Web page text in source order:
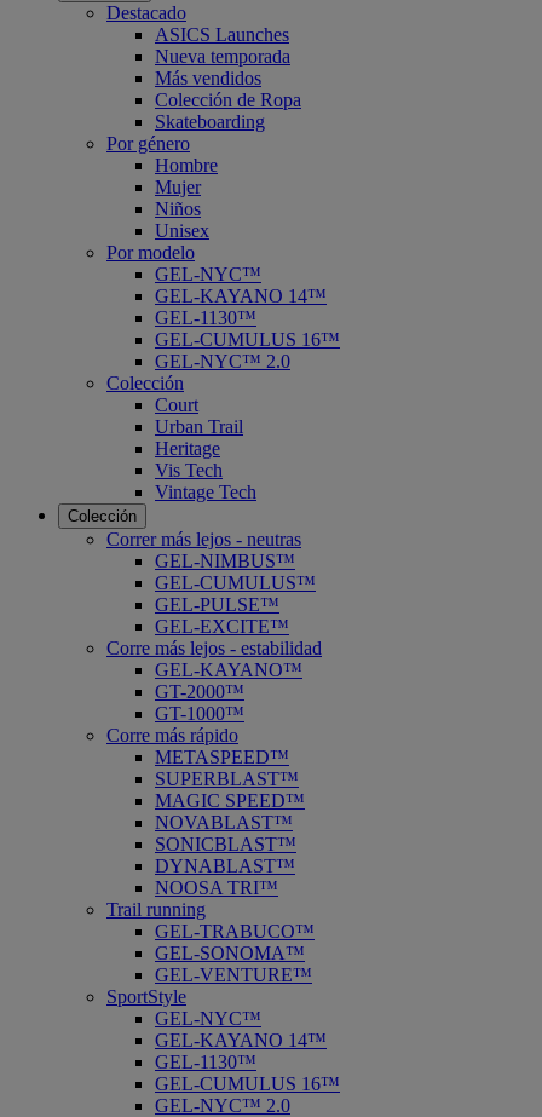
Destacado
ASICS Launches
Nueva temporada
Más vendidos
Colección de Ropa
Skateboarding
Por género
Hombre
Mujer
Niños
Unisex
Por modelo
GEL-NYC™
GEL-KAYANO 14™
GEL-1130™
GEL-CUMULUS 16™
GEL-NYC™ 2.0
Colección
Court
Urban Trail
Heritage
Vis Tech
Vintage Tech
Colección
Correr más lejos - neutras
GEL-NIMBUS™
GEL-CUMULUS™
GEL-PULSE™
GEL-EXCITE™
Corre más lejos - estabilidad
GEL-KAYANO™
GT-2000™
GT-1000™
Corre más rápido
METASPEED™
SUPERBLAST™
MAGIC SPEED™
NOVABLAST™
SONICBLAST™
DYNABLAST™
NOOSA TRI™
Trail running
GEL-TRABUCO™
GEL-SONOMA™
GEL-VENTURE™
SportStyle
GEL-NYC™
GEL-KAYANO 14™
GEL-1130™
GEL-CUMULUS 16™
GEL-NYC™ 2.0